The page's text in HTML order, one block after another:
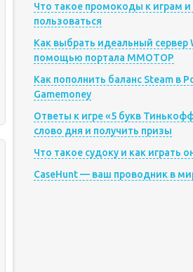
Что такое промокоды к играм и
пользоваться
Как выбрать идеальный
помощью портала MMOTOP
Как пополнить баланс Steam в
Gamemoney
Ответы к игре «5 букв
слово дня и получить призы
Что такое судоку и как играть
CaseHunt — ваш проводник в